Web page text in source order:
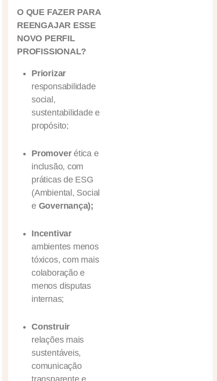
O QUE FAZER PARA
REENGAJAR ESSE
NOVO PERFIL
PROFISSIONAL?
Priorizar
responsabilidade
social,
sustentabilidade e
propósito;
Promoverética e
inclusão, com
práticas de ESG
(Ambiental, Social
e Governança);
Incentivar
ambientes menos
tóxicos, com mais
colaboração e
menos disputas
internas;
Construir
relações mais
sustentáveis,
comunicação
transparente e